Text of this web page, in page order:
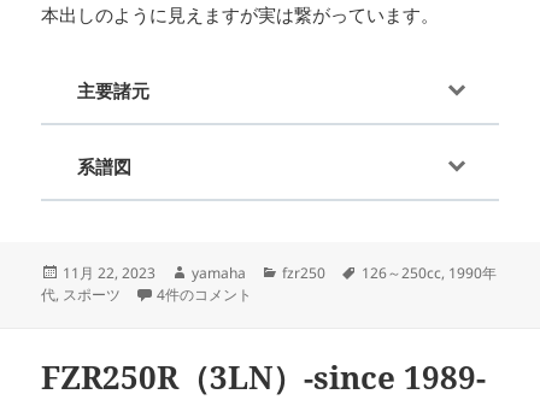
本出しのように見えますが実は繋がっています。
主要諸元
系譜図
投
稿
11月 22, 2023
作
成
yamaha
カ
fzr250
タ
126～250cc, 1990年
代, スポーツ FZX250 ZEAL（3NL）-since 1991- への
4件のコメント
FZR250R（3LN）-since 1989-